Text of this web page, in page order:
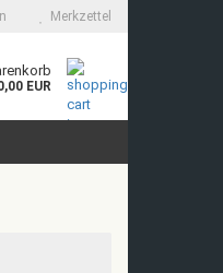
Merkzettel
EUR